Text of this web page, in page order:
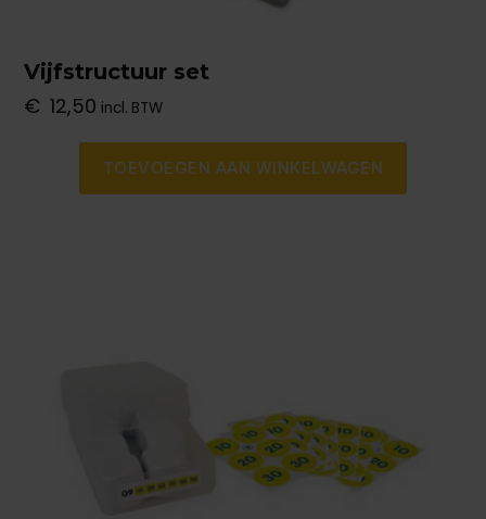
Vijfstructuur set
€ 12,50 incl. BTW
TOEVOEGEN AAN WINKELWAGEN
variaties.
Deze
optie